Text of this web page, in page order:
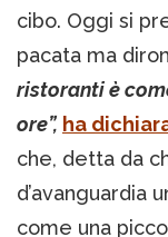
cibo. Oggi si
pacata ma
ristoranti è
ore”, ha
che, detta da
d’avanguardia
come una